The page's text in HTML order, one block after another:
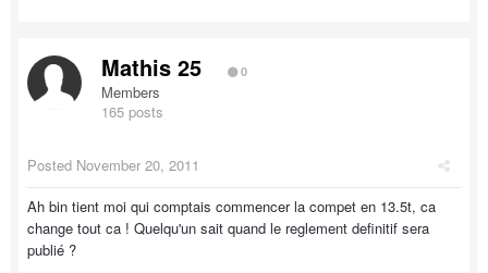
Mathis 25 0
Members
165 posts
Posted November 20, 2011
Ah bin tient moi qui comptais commencer la compet en 13.5t, ca
change tout ca ! Quelqu'un sait quand le reglement definitif sera
publié ?